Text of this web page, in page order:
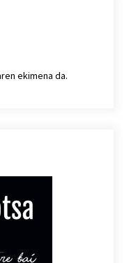
ekimena da.